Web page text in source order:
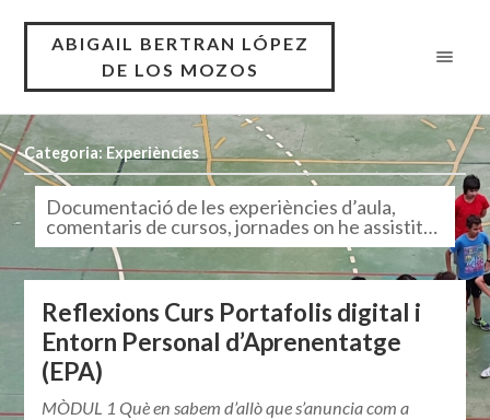
ABIGAIL BERTRAN LÓPEZ
DE LOS MOZOS
Categoria: Experiències
Documentació de les experiències d’aula,
comentaris de cursos, jornades on he assistit…
Reflexions Curs Portafolis digital i
Entorn Personal d’Aprenentatge
(EPA)
MÒDUL 1 Què en sabem d’allò que s’anuncia com a